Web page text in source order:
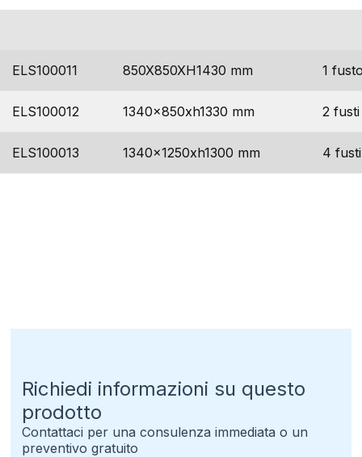
ELS100011 850X850XH1430 mm 1
ELS100012 1340x850xh1330 mm 2 fusti
ELS100013 1340x1250xh1300 mm 4 fusti
Richiedi informazioni su questo
prodotto
Contattaci per una consulenza immediata o un
preventivo gratuito